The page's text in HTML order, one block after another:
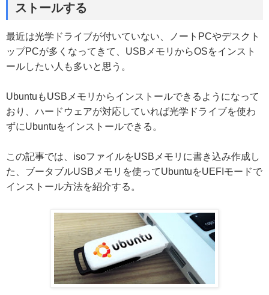
ストールする
最近は光学ドライブが付いていない、ノートPCやデスクト
ップPCが多くなってきて、USBメモリからOSをインスト
ールしたい人も多いと思う。
UbuntuもUSBメモリからインストールできるようになって
おり、ハードウェアが対応していれば光学ドライブを使わ
ずにUbuntuをインストールできる。
この記事では、isoファイルをUSBメモリに書き込み作成し
た、ブータブルUSBメモリを使ってUbuntuをUEFIモードで
インストール方法を紹介する。